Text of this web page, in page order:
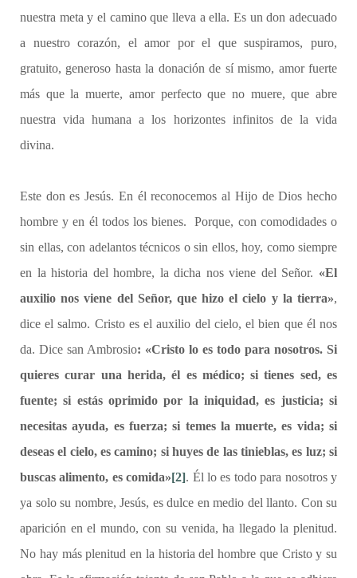
nuestra meta y el camino que lleva a ella. Es un don adecuado
a nuestro corazón, el amor por el que suspiramos, puro,
gratuito, generoso hasta la donación de sí mismo, amor fuerte
más que la muerte, amor perfecto que no muere, que abre
nuestra vida humana a los horizontes infinitos de la vida
divina.
Este don es Jesús. En él reconocemos al Hijo de Dios hecho
hombre y en él todos los bienes. Porque, con comodidades o
sin ellas, con adelantos técnicos o sin ellos, hoy, como siempre
en la historia del hombre, la dicha nos viene del Señor. «El
auxilio nos viene del Señor, que hizo el cielo y la tierra»,
dice el salmo. Cristo es el auxilio del cielo, el bien que él nos
da. Dice san Ambrosio: «Cristo lo es todo para nosotros. Si
quieres curar una herida, él es médico; si tienes sed, es
fuente; si estás oprimido por la iniquidad, es justicia; si
necesitas ayuda, es fuerza; si temes la muerte, es vida; si
deseas el cielo, es camino; si huyes de las tinieblas, es luz; si
buscas alimento, es comida»[2]. Él lo es todo para nosotros y
ya solo su nombre, Jesús, es dulce en medio del llanto. Con su
aparición en el mundo, con su venida, ha llegado la plenitud.
No hay más plenitud en la historia del hombre que Cristo y su